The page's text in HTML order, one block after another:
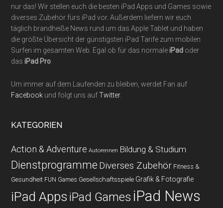
nur das! Wir stellen euch die besten iPad Apps und Games sowie
diverses Zubehör fürs iPad vor. Außerdem liefern wir euch
täglich brandheiße News rund um das Apple Tablet und haben
die größte Übersicht der günstigsten iPad Tarife zum mobilen
Surfen im gesamten Web. Egal ob für das normaleiPad oder
dasiPad Pro
Um immer auf dem Laufenden zu bleiben, werdet Fan auf
Facebook und folgt uns aufTwitter.
KATEGORIEN
Action & Adventure Autorennen Bildung & Studium
Dienstprogramme Diverses Zubehör Fitness &
Gesundheit FUN Games Gesellschaftsspiele Grafik & Fotografie
iPad Apps iPad Games iPad News